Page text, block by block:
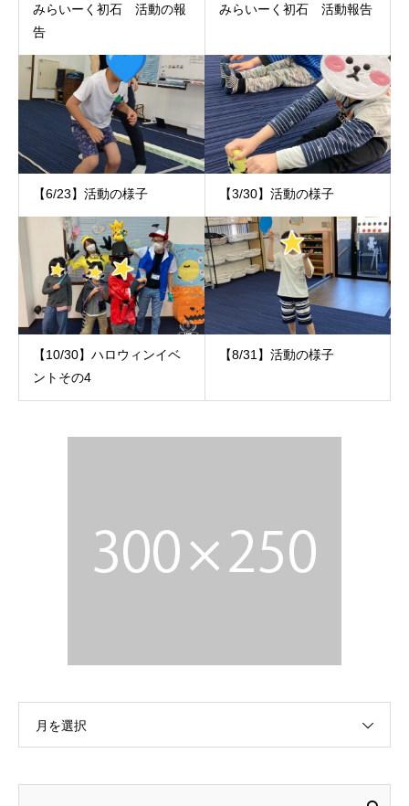
みらいーく初石 活動の報
告
みらいーく初石 活動報告
【6/23】活動の様子 【3/30】活動の様子
【10/30】ハロウィンイベ
ントその4
【8/31】活動の様子
月を選択